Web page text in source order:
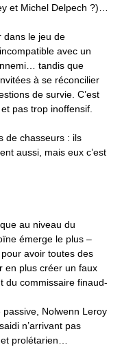
et Michel Delpech ?)…
dans le jeu de
avec un
tandis que
à se réconcilier
de survie. C’est
pas trop inoffensif.
de chasseurs : ils
aussi, mais eux c’est
au niveau du
émerge le plus –
avoir toutes des
en plus créer un faux
du commissaire finaud-
Nolwenn Leroy
n’arrivant pas
prolétarien…